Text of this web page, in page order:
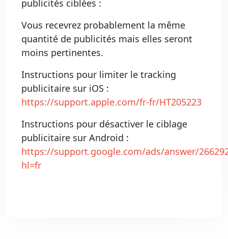
publicités ciblées :
Vous recevrez probablement la même
quantité de publicités mais elles seront
moins pertinentes.
Instructions pour limiter le tracking
publicitaire sur iOS :
https://support.apple.com/fr-fr/HT205223
Instructions pour désactiver le ciblage
publicitaire sur Android :
https://support.google.com/ads/answer/
hl=fr